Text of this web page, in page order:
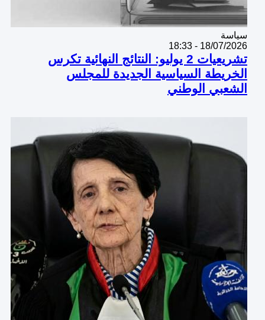
Catégorie
سياسة
18/07/2026 - 18:33
تشريعيات 2 يوليو: النتائج النهائية تكرس
الخريطة السياسية الجديدة للمجلس
الشعبي الوطني